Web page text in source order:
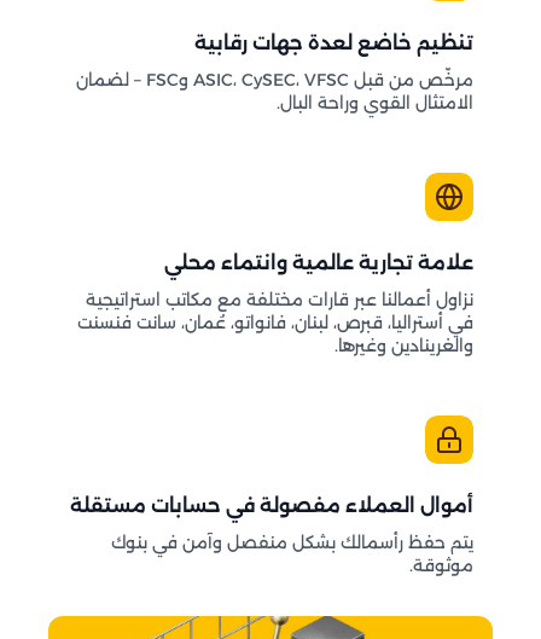
تنظيم خاضع لعدة جهات رقابية
مرخّص من قبل ASIC، CySEC، VFSC وFSC – لضمان
الامتثال القوي وراحة البال.
علامة تجارية عالمية وانتماء محلي
نزاول أعمالنا عبر قارات مختلفة مع مكاتب استراتيجية
في أستراليا، قبرص، لبنان، فانواتو، عُمان، سانت فنسنت
والغرينادين وغيرها.
أموال العملاء مفصولة في حسابات مستقلة
يتم حفظ رأسمالك بشكل منفصل وآمن في بنوك
موثوقة.